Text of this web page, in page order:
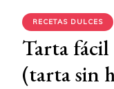
RECETAS DULCES
Tarta fácil
(tarta sin